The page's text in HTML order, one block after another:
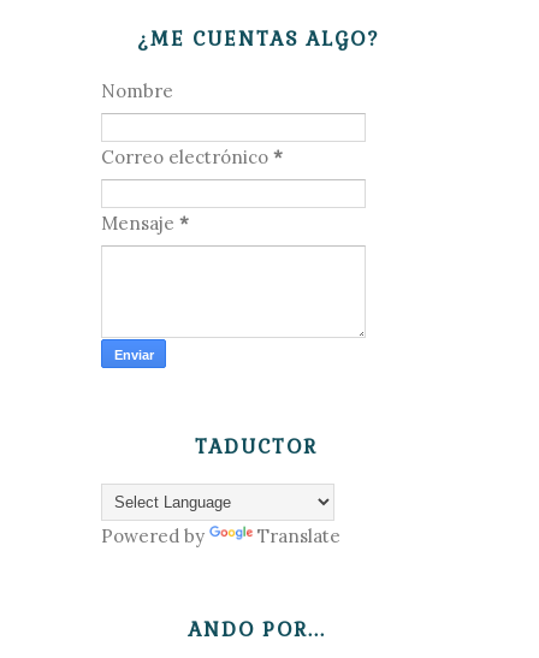
¿ME CUENTAS ALGO?
Nombre
Correo electrónico *
Mensaje *
TADUCTOR
Powered by Translate
ANDO POR...